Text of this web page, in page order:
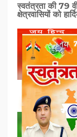
स्वतंत्रता की 79
क्षेत्रवासियों को